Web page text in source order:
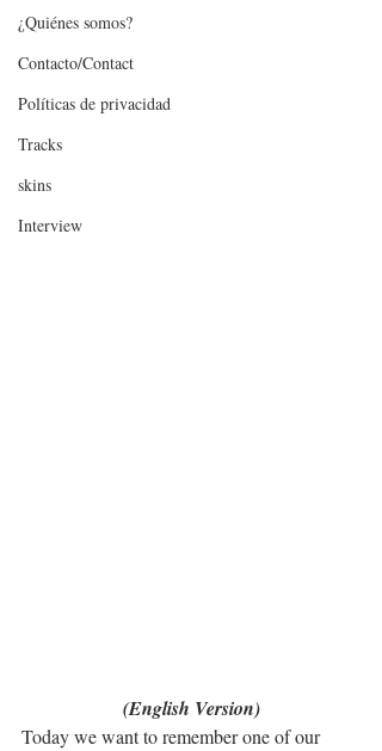
¿Quiénes somos?
Contacto/Contact
Políticas de privacidad
Tracks
skins
Interview
(English Version)
Today we want to remember one of our